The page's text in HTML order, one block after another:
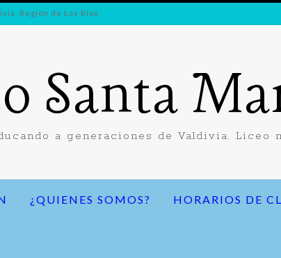
Región de Los Ríos.
Santa
a generaciones de Valdivia.
¿QUIENES SOMOS? HORARIOS DE